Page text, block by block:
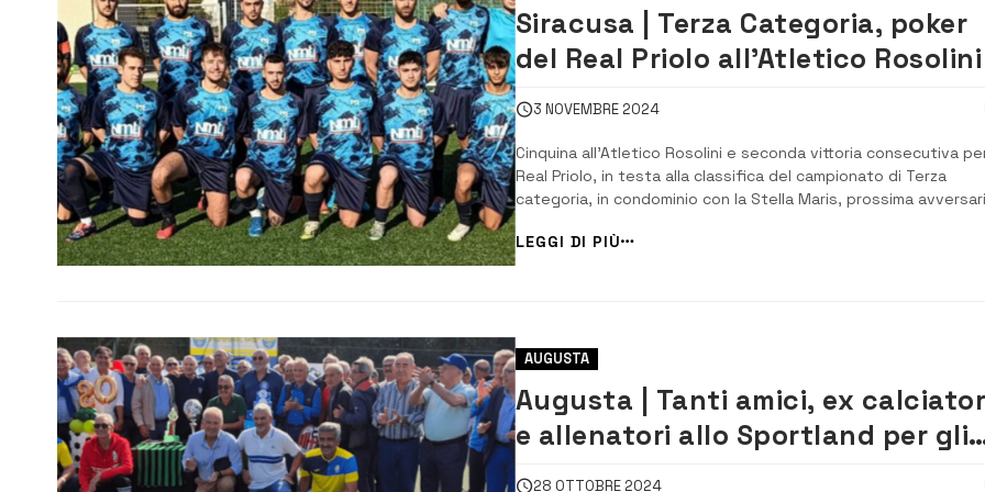
Siracusa | Terza Categoria, poker
del Real Priolo all’Atletico Rosolini
3 NOVEMBRE 2024
Cinquina all’Atletico Rosolini e seconda vittoria consecutiva
Real Priolo, in testa alla classifica del campionato di Terza
categoria, in condominio con la Stella Maris, prossima
e con lo Sportland. Al campo di contrada San Focà, la partita
in salita per i padroni di casa (privi di alcune pedine importanti
cui [&h...
LEGGI DI PIÙ
AUGUSTA
Augusta | Tanti amici, ex
e allenatori allo Sportland per gli
80 anni di Pippo Scozzese
28 OTTOBRE 2024